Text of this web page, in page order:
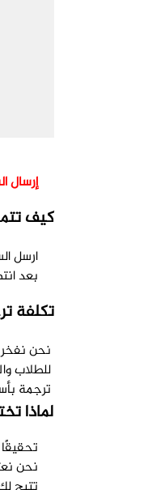
إرسال
كيف
ارسل
بعد
تكلفة
نحن نفخر
للطلاب
ترجمة
لماذا
نحن